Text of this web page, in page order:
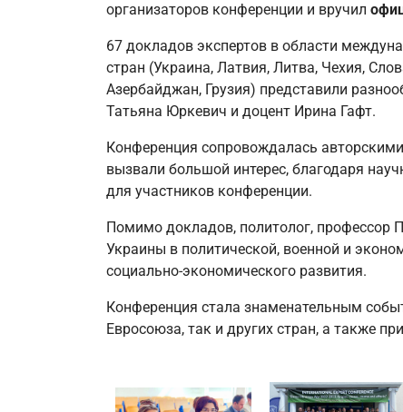
организаторов конференции и вручил
67 докладов экспертов в области
стран (Украина, Латвия, Литва, Чехия,
Азербайджан, Грузия) представили
Татьяна Юркевич и доцент Ирина Гафт.
Конференция сопровождалась
вызвали большой интерес, благодаря
для участников конференции.
Помимо докладов, политолог, профессор
Украины в политической, военной и
социально-экономического развития.
Конференция стала знаменательным
Евросоюза, так и других стран, а также